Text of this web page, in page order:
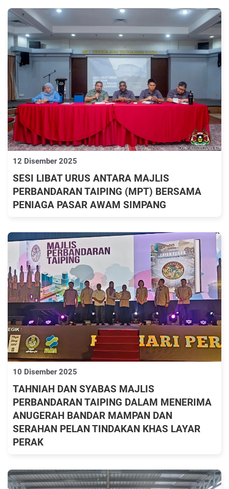
12 Disember 2025
SESI LIBAT URUS ANTARA MAJLIS
PERBANDARAN TAIPING (MPT) BERSAMA
PENIAGA PASAR AWAM SIMPANG
10 Disember 2025
TAHNIAH DAN SYABAS MAJLIS
PERBANDARAN TAIPING DALAM MENERIMA
ANUGERAH BANDAR MAMPAN DAN
SERAHAN PELAN TINDAKAN KHAS LAYAR
PERAK